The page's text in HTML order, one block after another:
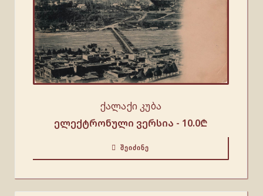
ქალაქი კუბა
ელექტრონული ვერსია - 10.0₾
ᲨᲔᲘᲫᲘᲜᲔ